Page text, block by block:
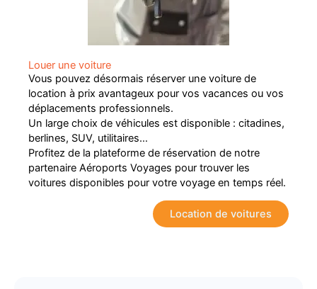
Louer une voiture
Vous pouvez désormais réserver une voiture de
location à prix avantageux pour vos vacances ou vos
déplacements professionnels.
Un large choix de véhicules est disponible : citadines,
berlines, SUV, utilitaires…
Profitez de la plateforme de réservation de notre
partenaire Aéroports Voyages pour trouver les
voitures disponibles pour votre voyage en temps réel.
Location de voitures